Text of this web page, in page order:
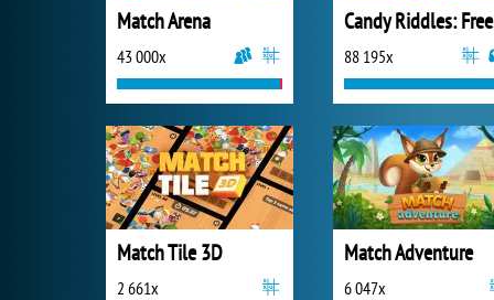
Match Arena
43 000x 88 195x
Match Tile 3D
2 661x
Match Adventure
6 047x